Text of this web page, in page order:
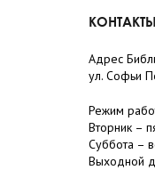
КОНТАКТЫ
Адрес
ул. Софьи
Режим
Вторник –
Суббота – в
Выходной